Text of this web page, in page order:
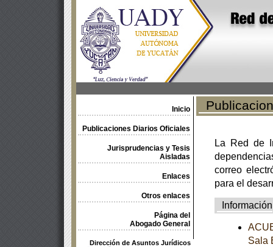
Inicio
Publicaciones Diarios Oficiales
Jurisprudencias y Tesis
Aisladas
Enlaces
Otros enlaces
Página del
Abogado General
Dirección de Asuntos Jurídicos
La Red de
correo
para el
Información
Sala